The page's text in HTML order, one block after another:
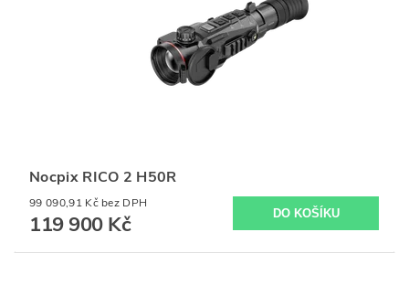
Nocpix RICO 2 H50R
99 090,91 Kč bez DPH
119 900 Kč